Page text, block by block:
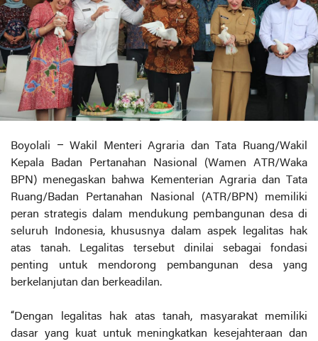
Boyolali – Wakil Menteri Agraria dan Tata Ruang/Wakil
Kepala Badan Pertanahan Nasional (Wamen ATR/Waka
BPN) menegaskan bahwa Kementerian Agraria dan Tata
Ruang/Badan Pertanahan Nasional (ATR/BPN) memiliki
peran strategis dalam mendukung pembangunan desa di
seluruh Indonesia, khususnya dalam aspek legalitas hak
atas tanah. Legalitas tersebut dinilai sebagai fondasi
penting untuk mendorong pembangunan desa yang
berkelanjutan dan berkeadilan.
“Dengan legalitas hak atas tanah, masyarakat memiliki
dasar yang kuat untuk meningkatkan kesejahteraan dan